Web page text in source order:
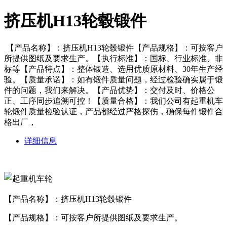
挤压机H13轮毂锻件
【产品名称】：挤压机H13轮毂锻件【产品规格】：可按客户
所提供图纸及要求生产。【执行标准】：国标、行业标准、非
标等【产品特点】：整体锻造、选用优质原材料、30年生产经
验。【质量承诺】：如有锻件质量问题，经过检验确实属于锻
件的问题，我们来解决。【产品优势】：交付及时、价格公
正、工序同步追溯可控！【质量合格】：我们公司有起重机车
轮锻件质量检验认证，产品都经过严格探伤，确保每件锻件合
格出厂，
详细信息
【产品名称】：挤压机H13轮毂锻件
【产品规格】：可按客户所提供图纸及要求生产。